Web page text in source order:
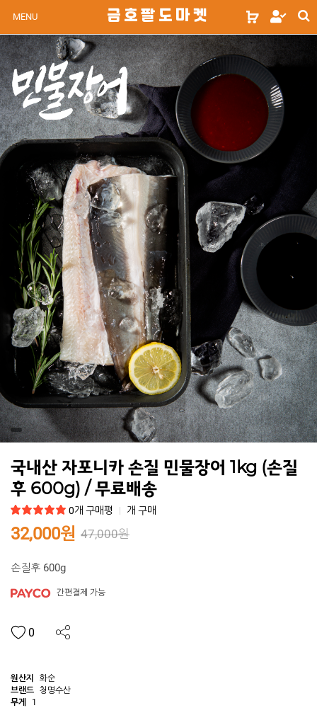
MENU 금호팔도마켓
로
인
위
젯
국내산 자포니카 손질 민물장어 1kg (손질
후 600g) / 무료배송
0개 구매평 개 구매
32,000원 47,000원
손질후 600g
간편결제 가능
0
원산지
화순
브랜드 청명수산
무게
1